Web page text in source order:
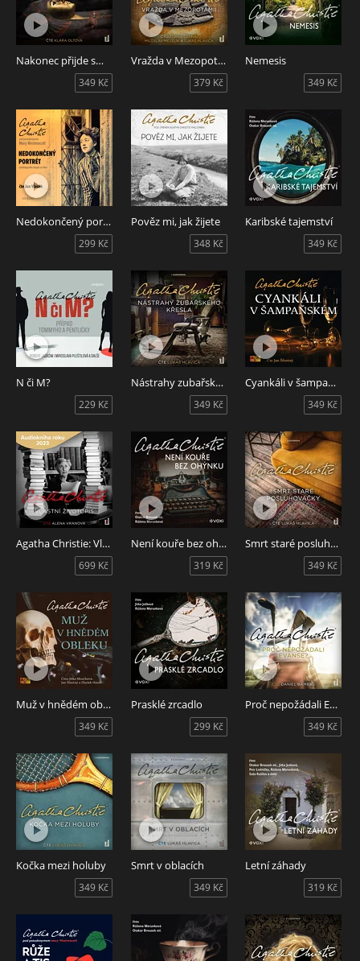
Nakonec přijde smrt
349 Kč
Vražda v Mezopotámii
379 Kč
Nemesis
349 Kč
Nedokončený portrét
299 Kč
Pověz mi, jak žijete
348 Kč
Karibské tajemství
349 Kč
N či M?
229 Kč
Nástrahy zubařského křesla
349 Kč
Cyankáli v šampaňském
349 Kč
Agatha Christie: Vlastní životopis
699 Kč
Není kouře bez ohýnku
319 Kč
Smrt staré posluhovačky
349 Kč
Muž v hnědém obleku
349 Kč
Prasklé zrcadlo
299 Kč
Proč nepožádali Evanse?
349 Kč
Kočka mezi holuby
349 Kč
Smrt v oblacích
349 Kč
Letní záhady
319 Kč